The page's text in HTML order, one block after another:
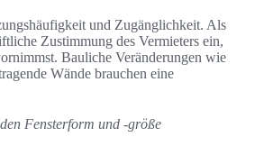
und Zugänglichkeit. Als
Zustimmung des Vermieters ein,
Bauliche Veränderungen wie
Wände brauchen eine
Fensterform und -größe